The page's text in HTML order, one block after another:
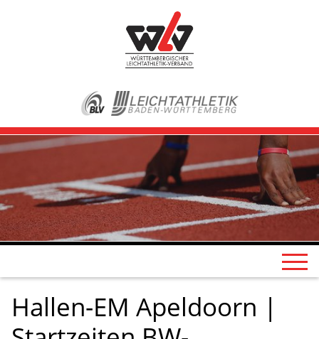
Hallen-EM Apeldoorn |